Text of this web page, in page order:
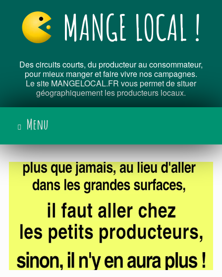
MANGE LOCAL !
Des circuits courts, du producteur au consommateur,
pour mieux manger et faire vivre nos campagnes.
Le site MANGELOCAL.FR vous permet de situer
géographiquement les producteurs locaux.
Menu